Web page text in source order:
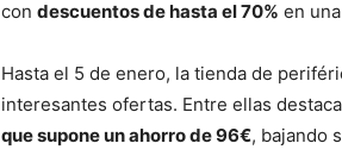
con descuentos de hasta el 70% en
Hasta el 5 de enero, la tienda de
interesantes ofertas. Entre ellas
que suponeun ahorro de 96€, bajando